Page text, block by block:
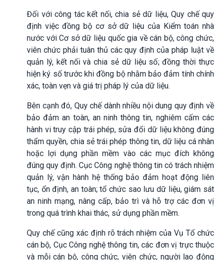
Đối với công tác kết nối, chia sẻ dữ liệu, Quy chế quy
định việc đồng bộ cơ sở dữ liệu của Kiểm toán nhà
nước với Cơ sở dữ liệu quốc gia về cán bộ, công chức,
viên chức phải tuân thủ các quy định của pháp luật về
quản lý, kết nối và chia sẻ dữ liệu số; đồng thời thực
hiện ký số trước khi đồng bộ nhằm bảo đảm tính chính
xác, toàn vẹn và giá trị pháp lý của dữ liệu.
Bên cạnh đó, Quy chế dành nhiều nội dung quy định về
bảo đảm an toàn, an ninh thông tin, nghiêm cấm các
hành vi truy cập trái phép, sửa đổi dữ liệu không đúng
thẩm quyền, chia sẻ trái phép thông tin, dữ liệu cá nhân
hoặc lợi dụng phần mềm vào các mục đích không
đúng quy định. Cục Công nghệ thông tin có trách nhiệm
quản lý, vận hành hệ thống bảo đảm hoạt động liên
tục, ổn định, an toàn; tổ chức sao lưu dữ liệu, giám sát
an ninh mạng, nâng cấp, bảo trì và hỗ trợ các đơn vị
trong quá trình khai thác, sử dụng phần mềm.
Quy chế cũng xác định rõ trách nhiệm của Vụ Tổ chức
cán bộ, Cục Công nghệ thông tin, các đơn vị trực thuộc
và mỗi cán bộ, công chức, viên chức, người lao động